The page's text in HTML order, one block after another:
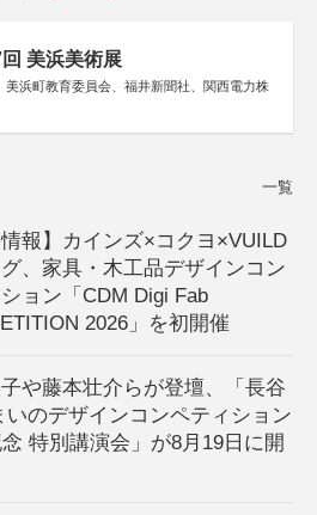
美浜美術展
美浜町教育委員会、福井新聞社、関西電力株
一覧
情報】カインズ×コクヨ×VUILD
、家具・木工品デザインコン
ョン「CDM Digi Fab
2026」を初開催
や藤本壮介らが登壇、「長谷
いのデザインコンペティション
特別講演会」が8月19日に開